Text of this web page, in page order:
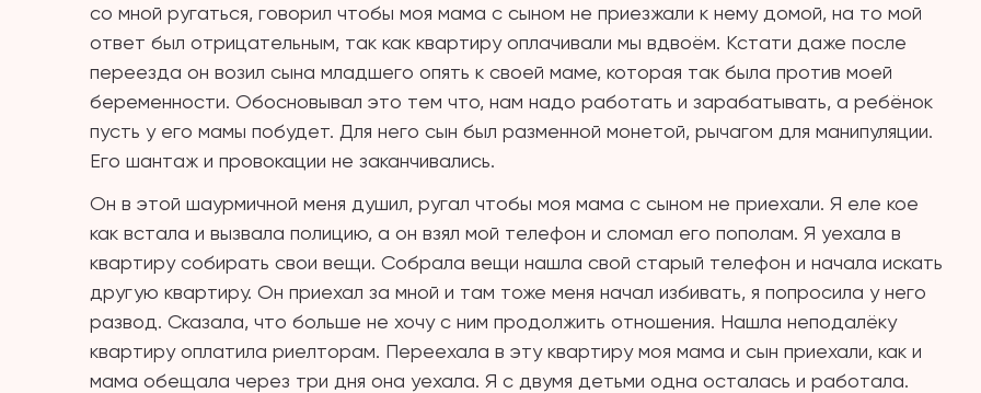
со мной ругаться, говорил чтобы моя мама с сыном не приезжали к нему домой, на то мой
ответ был отрицательным, так как квартиру оплачивали мы вдвоём. Кстати даже после
переезда он возил сына младшего опять к своей маме, которая так была против моей
беременности. Обосновывал это тем что, нам надо работать и зарабатывать, а ребёнок
пусть у его мамы побудет. Для него сын был разменной монетой, рычагом для манипуляции.
Его шантаж и провокации не заканчивались.
Он в этой шаурмичной меня душил, ругал чтобы моя мама с сыном не приехали. Я еле кое
как встала и вызвала полицию, а он взял мой телефон и сломал его пополам. Я уехала в
квартиру собирать свои вещи. Собрала вещи нашла свой старый телефон и начала искать
другую квартиру. Он приехал за мной и там тоже меня начал избивать, я попросила у него
развод. Сказала, что больше не хочу с ним продолжить отношения. Нашла неподалёку
квартиру оплатила риелторам. Переехала в эту квартиру моя мама и сын приехали, как и
мама обещала через три дня она уехала. Я с двумя детьми одна осталась и работала.